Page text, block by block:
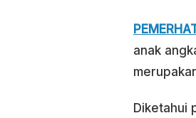
anak
Diketahui